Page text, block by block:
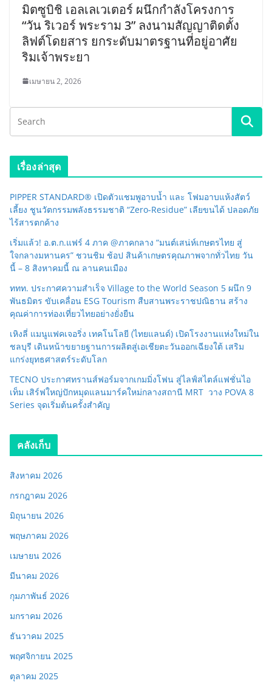
มิตซูบิชิ เอลเลเวเตอร์ ผนึกกำลังโครงการ
“วัน ริเวอร์ พระราม 3” ลงนามสัญญาติดตั้ง
ลิฟต์โดยสาร ยกระดับมาตรฐานที่อยู่อาศัย
ริมเจ้าพระยา
เมษายน 2, 2026
เรื่องล่าสุด
PIPPER STANDARD® เปิดตัวแชมพูอาบน้ำ และ โฟมอาบแห้งสัตว์
เลี้ยง ชูนวัตกรรมพลังธรรมชาติ “Zero-Residue” เลียขนได้ ปลอดภัย
ไร้สารตกค้าง
เริ่มแล้ว! อ.ต.ก.แฟร์ 4 ภาค @ภาคกลาง “มนต์เสน่ห์เกษตรไทย สู่
ใจกลางมหานคร” ชวนชิม ช้อป สินค้าเกษตรคุณภาพจากทั่วไทย วัน
นี้ – 8 สิงหาคมนี้ ณ ลานคนเมือง
ททท. ประกาศความสำเร็จ Village to the World Season 5 ผนึก 9
พันธมิตร ขับเคลื่อน ESG Tourism สืบสานพระราชปณิธาน สร้าง
คุณค่าการท่องเที่ยวไทยอย่างยั่งยืน
เหิงลี่ แมนูแฟคเจอริ่ง เทคโนโลยี (ไทยแลนด์) เปิดโรงงานแห่งใหม่ใน
ชลบุรี เดินหน้าขยายฐานการผลิตสู่เอเชียตะวันออกเฉียงใต้ เสริม
แกร่งยุทธศาสตร์ระดับโลก
TECNO ประกาศทรานส์ฟอร์มจากเกมมิ่งโฟน สู่ไลฟ์สไตล์แฟชั่นไอ
เท็ม เสิร์ฟใหญ่ปักหมุดแลนมาร์คใหม่กลางสถานี MRT วาง POVA 8
Series จุดเริ่มต้นครั้งสำคัญ
คลังเก็บ
สิงหาคม 2026
กรกฎาคม 2026
มิถุนายน 2026
พฤษภาคม 2026
เมษายน 2026
มีนาคม 2026
กุมภาพันธ์ 2026
มกราคม 2026
ธันวาคม 2025
พฤศจิกายน 2025
ตุลาคม 2025